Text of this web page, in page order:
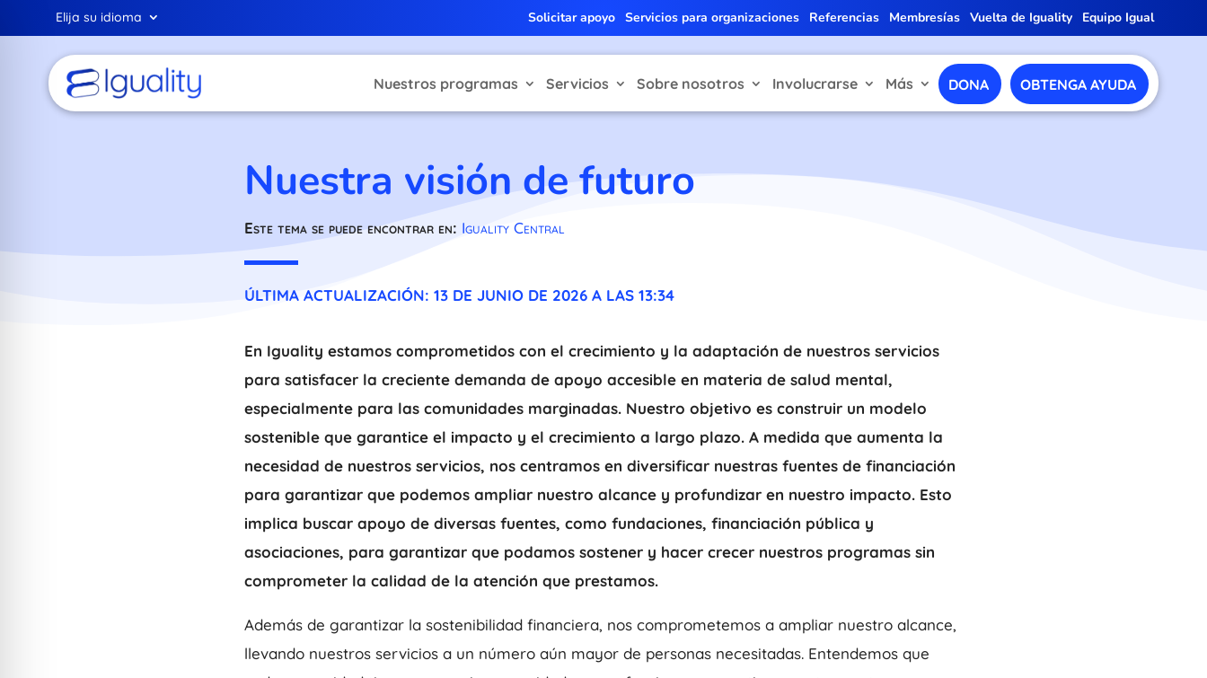
Elija su idioma Solicitar apoyo Servicios para organizaciones Referencias Membresías Vuelta de Iguality Equipo Igual
Nuestros programas Servicios Sobre nosotros Involucrarse Más DONA OBTENGA AYUDA
Nuestra visión de futuro
Este tema se puede encontrar en: Iguality Central
ÚLTIMA ACTUALIZACIÓN: 13 DE JUNIO DE 2026 A LAS 13:34
En Iguality estamos comprometidos con el crecimiento y la adaptación de nuestros servicios
para satisfacer la creciente demanda de apoyo accesible en materia de salud mental,
especialmente para las comunidades marginadas. Nuestro objetivo es construir un modelo
sostenible que garantice el impacto y el crecimiento a largo plazo. A medida que aumenta la
necesidad de nuestros servicios, nos centramos en diversificar nuestras fuentes de financiación
para garantizar que podemos ampliar nuestro alcance y profundizar en nuestro impacto. Esto
implica buscar apoyo de diversas fuentes, como fundaciones, financiación pública y
asociaciones, para garantizar que podamos sostener y hacer crecer nuestros programas sin
comprometer la calidad de la atención que prestamos.
Además de garantizar la sostenibilidad financiera, nos comprometemos a ampliar nuestro alcance,
llevando nuestros servicios a un número aún mayor de personas necesitadas. Entendemos que